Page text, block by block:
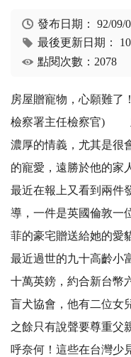
發布日期：92/09/
最後更新日期：
點閱次數：2078
房屋贈寵物，心願
檢察署主任檢察官)
濃厚的情義，尤其是很
的寵愛，遠勝於他的家
最近在報上又看到兩件
導，一件是英國倫敦一
菲的豪宅贈送給她的愛
最近過世的九十高齡小
十萬英鎊，約合新台幣
盲犬協會，他有二位女
之餘只有說聲要尊重父
呼奈何！這些在台灣少